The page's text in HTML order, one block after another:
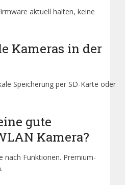
aktuell halten, keine
Kameras in der
Speicherung per SD-Karte oder
gute
Kamera?
nach Funktionen. Premium-